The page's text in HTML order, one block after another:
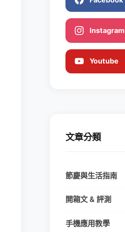
Instagram
Youtube
文章分類
節慶與生活指南
開箱文 & 評測
手機應用教學